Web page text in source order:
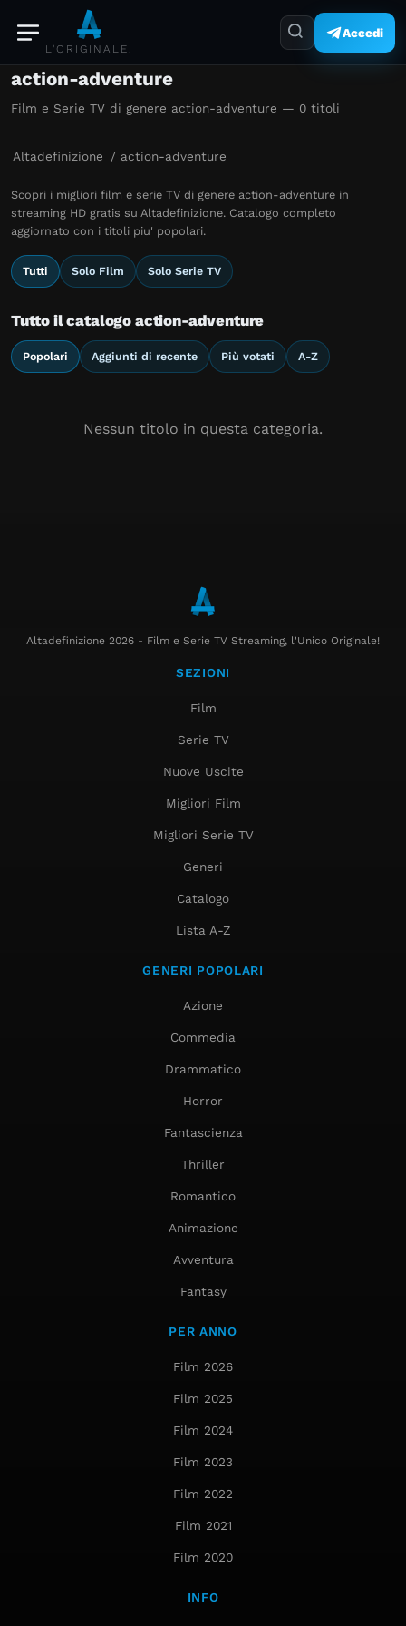
L'ORIGINALE.
Accedi
action-adventure
Film e Serie TV di genere action-adventure — 0 titoli
Altadefinizione / action-adventure
Scopri i migliori film e serie TV di genere action-adventure in
streaming HD gratis su Altadefinizione. Catalogo completo
aggiornato con i titoli piu' popolari.
Tutti Solo Film Solo Serie TV
Tutto il catalogo action-adventure
Popolari Aggiunti di recente Più votati A-Z
Nessun titolo in questa categoria.
Altadefinizione 2026 - Film e Serie TV Streaming, l'Unico Originale!
SEZIONI
Film
Serie TV
Nuove Uscite
Migliori Film
Migliori Serie TV
Generi
Catalogo
Lista A-Z
GENERI POPOLARI
Azione
Commedia
Drammatico
Horror
Fantascienza
Thriller
Romantico
Animazione
Avventura
Fantasy
PER ANNO
Film 2026
Film 2025
Film 2024
Film 2023
Film 2022
Film 2021
Film 2020
INFO